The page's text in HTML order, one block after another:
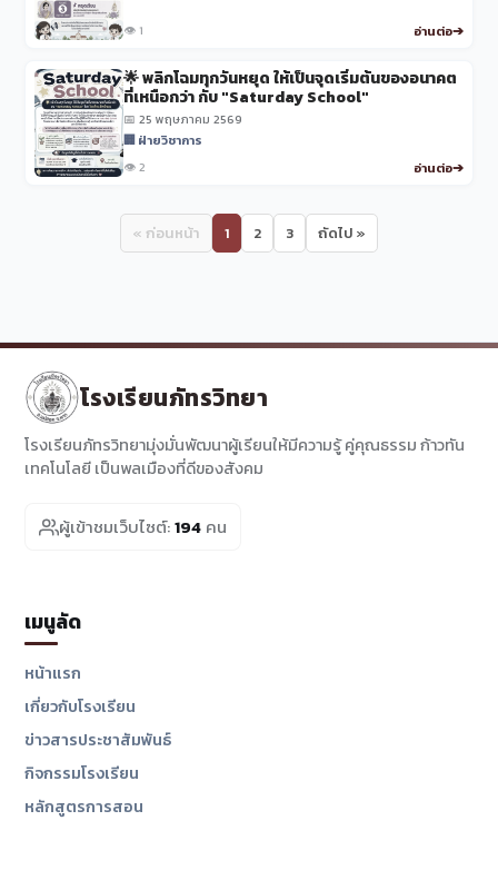
👁️ 1 อ่านต่อ
🌟 พลิกโฉมทุกวันหยุด ให้เป็นจุดเริ่มต้นของอนาคต
ที่เหนือกว่า กับ "Saturday School"
📅 25 พฤษภาคม 2569
🏢 ฝ่ายวิชาการ
👁️ 2
อ่านต่อ
« ก่อนหน้า 1 2 3 ถัดไป »
โรงเรียนภัทรวิทยา
โรงเรียนภัทรวิทยามุ่งมั่นพัฒนาผู้เรียนให้มีความรู้ คู่คุณธรรม ก้าวทัน
เทคโนโลยี เป็นพลเมืองที่ดีของสังคม
ผู้เข้าชมเว็บไซต์:194 คน
เมนูลัด
หน้าแรก
เกี่ยวกับโรงเรียน
ข่าวสารประชาสัมพันธ์
กิจกรรมโรงเรียน
หลักสูตรการสอน